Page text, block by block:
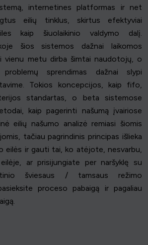
internetines platformas ir net
eilių tinklus, skirtus efektyviai
kaip šiuolaikinio valdymo dalį.
šios sistemos dažnai laikomos
vienu metu dirba šimtai naudotojų, o
sprendimas dažnai slypi
Tokios koncepcijos, kaip fifo,
standartas, o beta sistemose
kaip pagerinti našumą įvairiose
eilių našumo analizė remiasi šiomis
tačiau pagrindinis principas išlieka
eilės ir gauti tai, ko atėjote, nesvarbu,
ar prisijungiate per naršyklę su
šviesaus / tamsaus režimo
proceso pabaigą ir pagaliau